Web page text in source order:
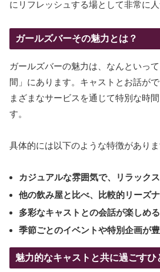
にリフレッシュする場として非常に
ガールズバーその魅力とは？
ガールズバーの魅力は、なんといっ
間」にあります。キャストとお話が
まざまなサービスを通じて特別な時
す。
具体的には以下のような特徴がありま
カジュアルな雰囲気で、リラック
他の飲み屋と比べ、比較的リーズ
多彩なキャストとの会話が楽しめる
季節ごとのイベントや特別企画が
魅力的なキャストと共に過ごすひ